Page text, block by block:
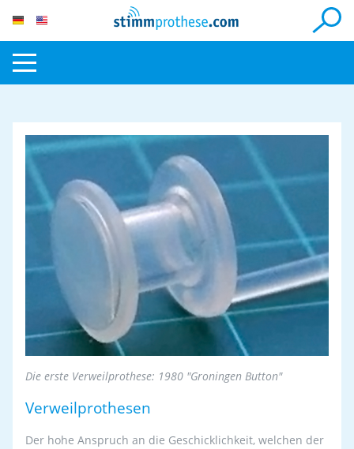
Die erste Verweilprothese: 1980 "Groningen Button"
Verweilprothesen
Der hohe Anspruch an die Geschicklichkeit, welchen der